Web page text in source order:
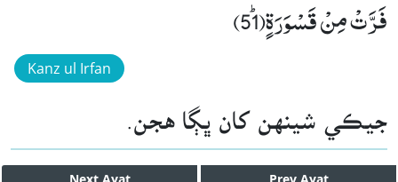
فَرَّتْ مِنْ قَسْوَرَةٍﭤ(51)
Kanz ul Irfan
جيڪي شينهن کان ڀڳا هجن.